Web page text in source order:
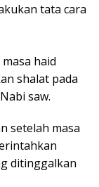
tata cara
haid
shalat pada
saw.
setelah masa
ditinggalkan